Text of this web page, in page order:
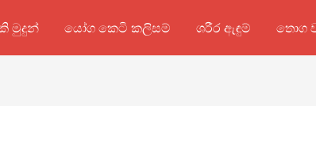
මුදුන් යෝග කෙටි කලිසම් ශරීර ඇඳුම් තොග